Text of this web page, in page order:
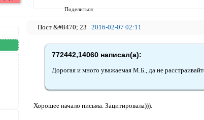
Поделиться
23 2016-02-07 02:11
772442,14060 написал(а):
Дорогая и много уважаемая М.Б., да не
Хорошее начало письма. Зацитировала))).